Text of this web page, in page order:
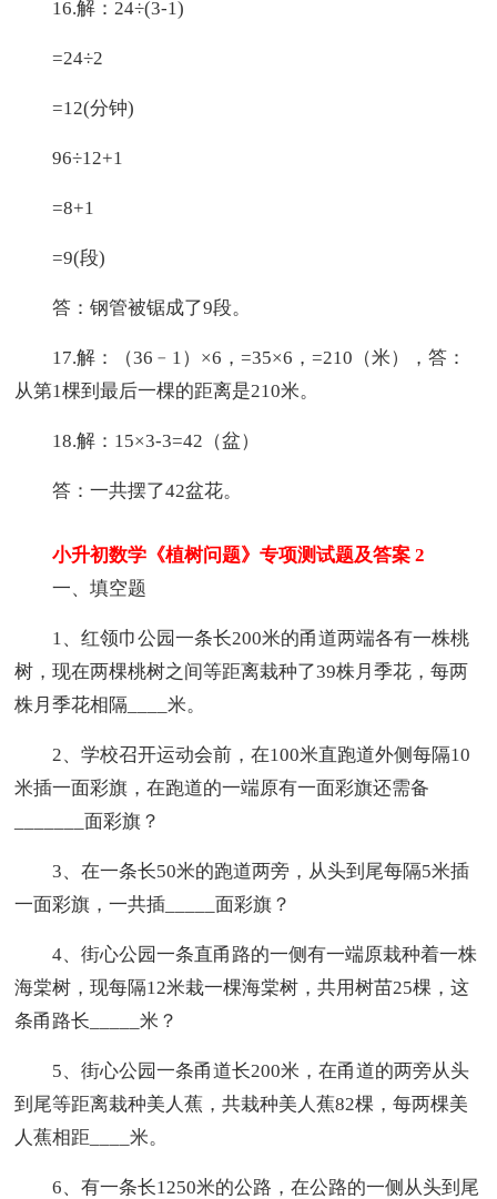
16.解：24÷(3-1)
=24÷2
=12(分钟)
96÷12+1
=8+1
=9(段)
答：钢管被锯成了9段。
17.解：（36﹣1）×6，=35×6，=210（米），答：
从第1棵到最后一棵的距离是210米。
18.解：15×3-3=42（盆）
答：一共摆了42盆花。
小升初数学《植树问题》专项测试题及答案 2
一、填空题
1、红领巾公园一条长200米的甬道两端各有一株桃
树，现在两棵桃树之间等距离栽种了39株月季花，每两
株月季花相隔____米。
2、学校召开运动会前，在100米直跑道外侧每隔10
米插一面彩旗，在跑道的一端原有一面彩旗还需备
_______面彩旗？
3、在一条长50米的跑道两旁，从头到尾每隔5米插
一面彩旗，一共插_____面彩旗？
4、街心公园一条直甬路的一侧有一端原栽种着一株
海棠树，现每隔12米栽一棵海棠树，共用树苗25棵，这
条甬路长_____米？
5、街心公园一条甬道长200米，在甬道的两旁从头
到尾等距离栽种美人蕉，共栽种美人蕉82棵，每两棵美
人蕉相距____米。
6、有一条长1250米的公路，在公路的一侧从头到尾